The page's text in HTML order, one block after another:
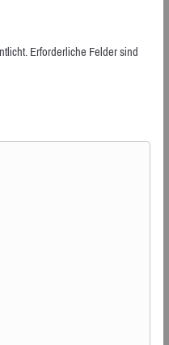
Erforderliche Felder sind